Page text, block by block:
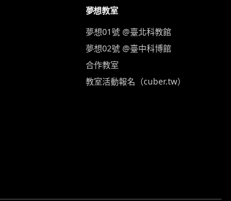
夢想教室
夢想01號 @臺北科教館
夢想02號 @臺中科博館
合作教室
教室活動報名（cuber.tw）